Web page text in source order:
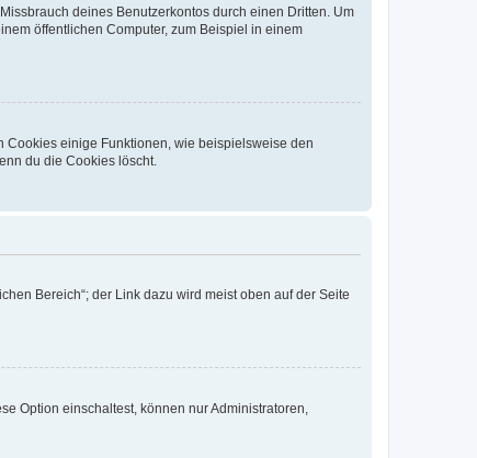
deines Benutzerkontos durch einen Dritten. Um
öffentlichen Computer, zum Beispiel in einem
Cookies einige Funktionen, wie beispielsweise den
du die Cookies löscht.
Bereich“; der Link dazu wird meist oben auf der Seite
Option einschaltest, können nur Administratoren,